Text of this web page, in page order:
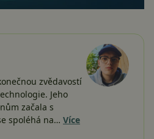
zvědavostí
Jeho
začala s
spoléhá na… Více